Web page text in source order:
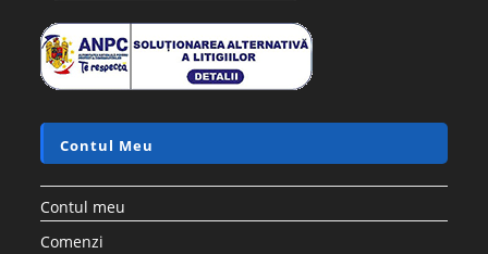
Contul Meu
Contul meu
Comenzi